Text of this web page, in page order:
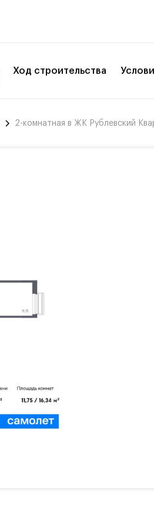
Ход строительства
2-комнатная в ЖК Рублевский